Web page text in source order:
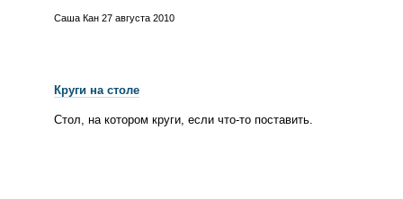
Саша Кан 27 августа 2010
Круги на столе
Стол, на котором круги, если что-то поставить.